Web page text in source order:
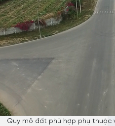
Quy mô đất phù hợp phụ thuộc